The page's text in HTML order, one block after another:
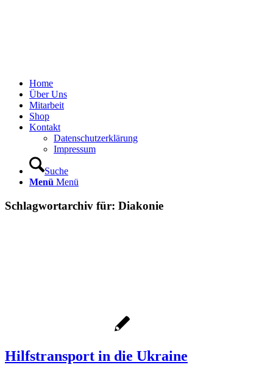
Home
Über Uns
Mitarbeit
Shop
Kontakt
Datenschutzerklärung
Impressum
Suche
Menü Menü
Schlagwortarchiv für: Diakonie
Hilfstransport in die Ukraine